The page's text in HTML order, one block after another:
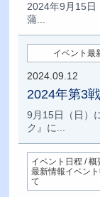
2024年9月15日
蒲...
イベント最
2024.09.12
2024年第3
9月15日（日）
ク』に...
イベント日程 / 概
最新情報イベン
て